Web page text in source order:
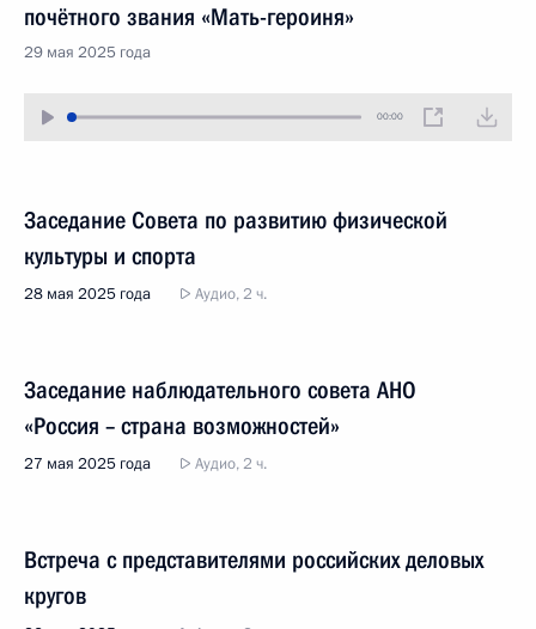
почётного звания «Мать-героиня»
29 мая 2025 года
00:00
Заседание Совета по развитию физической
культуры и спорта
28 мая 2025 года Аудио, 2 ч.
Заседание наблюдательного совета АНО
«Россия – страна возможностей»
27 мая 2025 года Аудио, 2 ч.
Встреча с представителями российских деловых
кругов